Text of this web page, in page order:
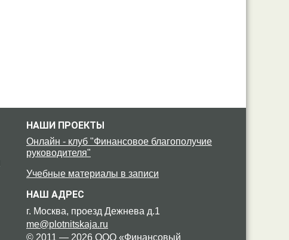
НАШИ ПРОЕКТЫ
Онлайн - клуб "Финансовое благополучие
руководителя"
Учебные материалы в записи
НАШ АДРЕС
г. Москва, проезд Дежнева д.1
me@plotnitskaja.ru
© 2011 — 2026 ООО «Финансовый